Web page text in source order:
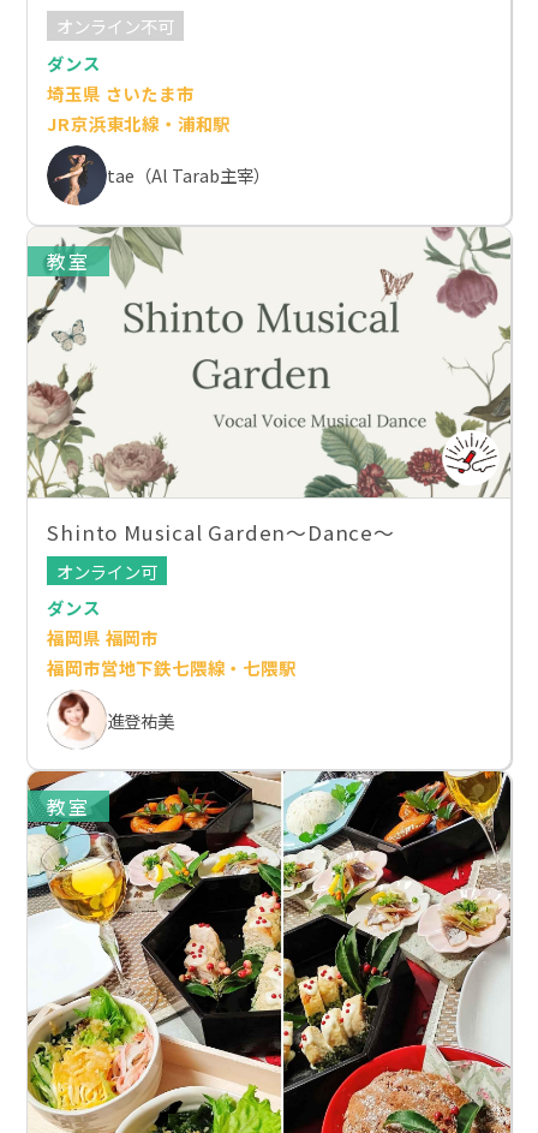
オンライン不可
ダンス
埼玉県 さいたま市
JR京浜東北線・浦和駅
tae（Al Tarab主宰）
教室
Shinto Musical Garden〜Dance〜
オンライン可
ダンス
福岡県 福岡市
福岡市営地下鉄七隈線・七隈駅
進登祐美
教室